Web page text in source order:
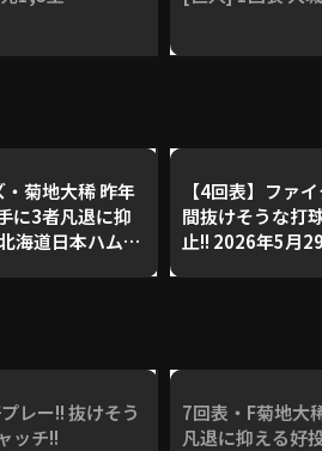
・菊地大稀 昨年
に3者凡退に抑
海道日本ハムフ
【4回表】ファ
間抜けそうな打
止!! 2026年5月
レー!! 抜けそう
ッチ!!
7回表・F菊地大
凡退に抑える好